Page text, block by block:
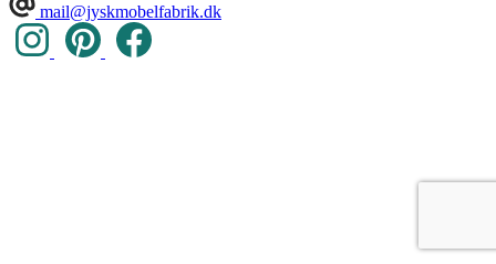
mail@jyskmobelfabrik.dk